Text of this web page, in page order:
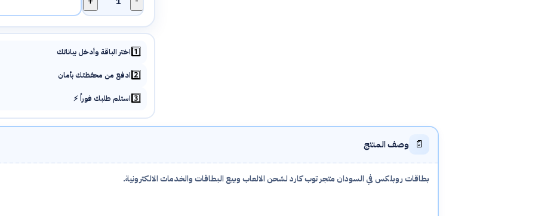
كمية
روبلكس
|
USA
1️⃣اختر الباقة وأدخل بياناتك
2️⃣ادفع من محفظتك بأمان
3️⃣استلم طلبك فوراً ⚡
📄 وصف المنتج
بطاقات روبلكس في السودان متجر توب كارد لشحن الالعاب وبيع البطاقات والخدمات الالكترونية.